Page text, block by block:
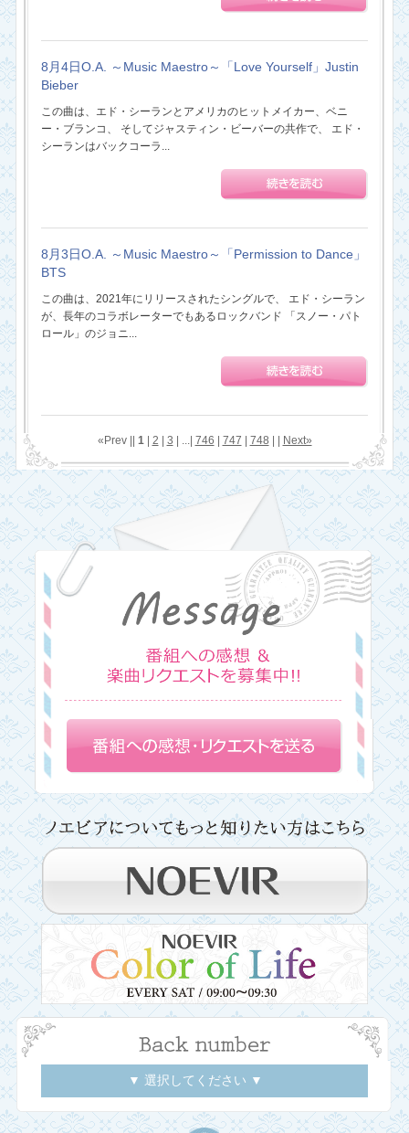
8月4日O.A. ～Music Maestro～「Love Yourself」Justin
Bieber
この曲は、エド・シーランとアメリカのヒットメイカー、ベニ
ー・ブランコ、 そしてジャスティン・ビーバーの共作で、 エド・
シーランはバックコーラ...
8月3日O.A. ～Music Maestro～「Permission to Dance」
BTS
この曲は、2021年にリリースされたシングルで、 エド・シーラン
が、長年のコラボレーターでもあるロックバンド 「スノー・パト
ロール」のジョニ...
«Prev || 1| 2 3 | ...| 746 747 748 Next»